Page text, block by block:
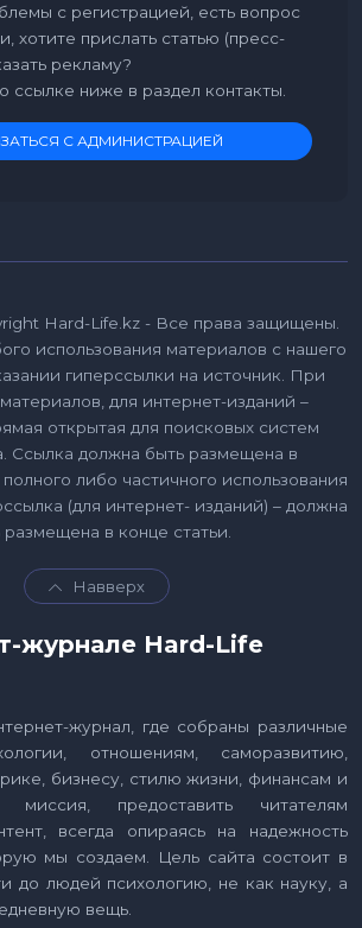
с регистрацией, есть вопрос
хотите прислать статью (пресс-
рекламу?
ссылке ниже в раздел контакты.
С АДМИНИСТРАЦИЕЙ
Hard-Life.kz - Все права защищены.
использования материалов с нашего
гиперссылки на источник. При
для интернет-изданий –
открытая для поисковых систем
Ссылка должна быть размещена в
либо частичного использования
(для интернет- изданий) – должна
размещена в конце статьи.
Навверх
журнале Hard-Life
журнал, где собраны различные
отношениям, саморазвитию,
бизнесу, стилю жизни, финансам и
миссия, предоставить читателям
всегда опираясь на надежность
мы создаем. Цель сайта состоит в
до людей психологию, не как науку, а
вещь.